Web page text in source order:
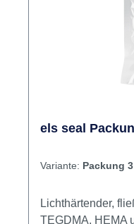
els seal
Variante: Packung
Lichthärtender,
TEGDMA, HEMA